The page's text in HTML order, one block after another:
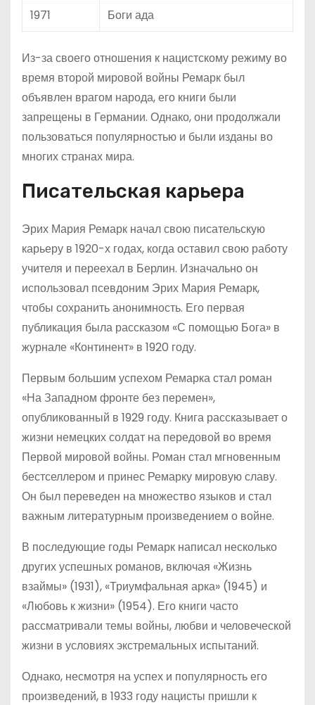
1971
Боги ада
Из-за своего отношения к нацистскому режиму во
время второй мировой войны Ремарк был
объявлен врагом народа, его книги были
запрещены в Германии. Однако, они продолжали
пользоваться популярностью и были изданы во
многих странах мира.
Писательская карьера
Эрих Мария Ремарк начал свою писательскую
карьеру в 1920-х годах, когда оставил свою работу
учителя и переехал в Берлин. Изначально он
использовал псевдоним Эрих Мария Ремарк,
чтобы сохранить анонимность. Его первая
публикация была рассказом «С помощью Бога» в
журнале «Континент» в 1920 году.
Первым большим успехом Ремарка стал роман
«На Западном фронте без перемен»,
опубликованный в 1929 году. Книга рассказывает о
жизни немецких солдат на передовой во время
Первой мировой войны. Роман стал мгновенным
бестселлером и принес Ремарку мировую славу.
Он был переведен на множество языков и стал
важным литературным произведением о войне.
В последующие годы Ремарк написал несколько
других успешных романов, включая «Жизнь
взаймы» (1931), «Триумфальная арка» (1945) и
«Любовь к жизни» (1954). Его книги часто
рассматривали темы войны, любви и человеческой
жизни в условиях экстремальных испытаний.
Однако, несмотря на успех и популярность его
произведений, в 1933 году нацисты пришли к